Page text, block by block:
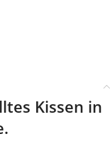
Kissen in